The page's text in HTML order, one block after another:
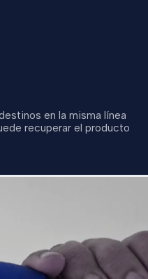
en la misma línea
recuperar el producto